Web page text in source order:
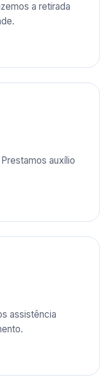
a retirada
auxílio
assistência